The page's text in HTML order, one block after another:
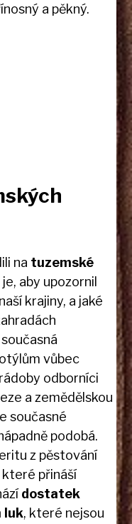
a pěkný.
na tuzemské
aby upozornil
krajiny, a jaké
vůbec
odborníci
a zemědělskou
současné
podobá.
z pěstování
které přináší
dostatek
luk, které nejsou